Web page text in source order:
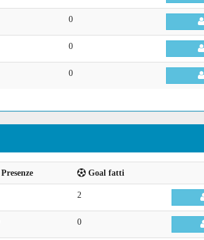
0
0
0
Presenze Goal fatti
2
0